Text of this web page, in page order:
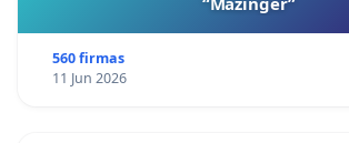
560 firmas
11 Jun 2026